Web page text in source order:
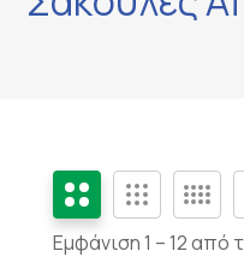
Εμφάνιση 1 –12από